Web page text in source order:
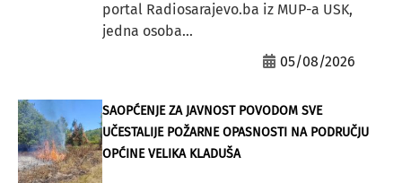
portal Radiosarajevo.ba iz MUP-a USK,
jedna osoba...
05/08/2026
SAOPĆENJE ZA JAVNOST POVODOM SVE
UČESTALIJE POŽARNE OPASNOSTI NA PODRUČJU
OPĆINE VELIKA KLADUŠA